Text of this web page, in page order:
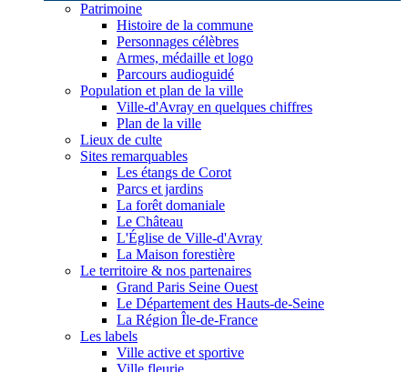
Patrimoine
Histoire de la commune
Personnages célèbres
Armes, médaille et logo
Parcours audioguidé
Population et plan de la ville
Ville-d'Avray en quelques chiffres
Plan de la ville
Lieux de culte
Sites remarquables
Les étangs de Corot
Parcs et jardins
La forêt domaniale
Le Château
L'Église de Ville-d'Avray
La Maison forestière
Le territoire & nos partenaires
Grand Paris Seine Ouest
Le Département des Hauts-de-Seine
La Région Île-de-France
Les labels
Ville active et sportive
Ville fleurie